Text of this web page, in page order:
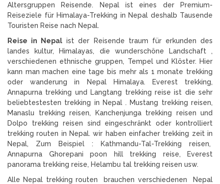
Altersgruppen Reisende. Nepal ist eines der Premium-
Reiseziele für Himalaya-Trekking in Nepal deshalb Tausende
Touristen Reise nach Nepal.
Reise in Nepal ist der Reisende traum für erkunden des
landes kultur, Himalayas, die wunderschöne Landschaft ,
verschiedenen ethnische gruppen, Tempel und Klöster. Hier
kann man machen eine tage bis mehr als 1 monate trekking
oder wanderung in Nepal Himalaya. Everest trekking,
Annapurna trekking und Langtang trekking reise ist die sehr
beliebtestesten trekking in Nepal . Mustang trekking reisen,
Manaslu trekking reisen, Kanchenjunga trekking reisen und
Dolpo trekking reisen sind eingeschränkt oder kontrolliert
trekking routen in Nepal. wir haben einfacher trekking zeit in
Nepal, Zum Beispiel : Kathmandu-Tal-Trekking reisen,
Annapurna Ghorepani poon hill trekking reise, Everest
panorama trekking reise, Helambu tal trekking reisen usw.
Alle Nepal trekking routen brauchen verschiedenen Nepal